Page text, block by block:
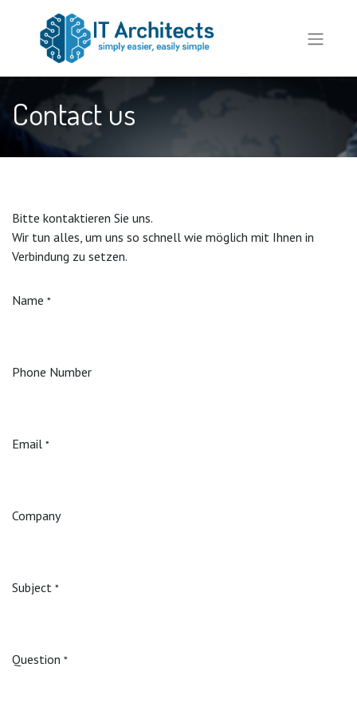
Contact us
Bitte kontaktieren Sie uns.
Wir tun alles, um uns so schnell wie möglich mit Ihnen in
Verbindung zu setzen.
Name *
Phone Number
Email *
Company
Subject *
Question *